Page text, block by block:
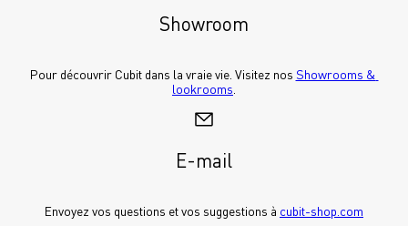
Showroom
Pour découvrir Cubit dans la vraie vie. Visitez nos Showrooms &
lookrooms
E-mail
Envoyez vos questions et vos suggestions à cubit-shop.com